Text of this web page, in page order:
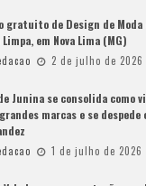
gratuito de Design de Moda
em Nova Lima (MG)
2 de julho de 2026
Junina se consolida
marcas e se despede
1 de julho de 2026